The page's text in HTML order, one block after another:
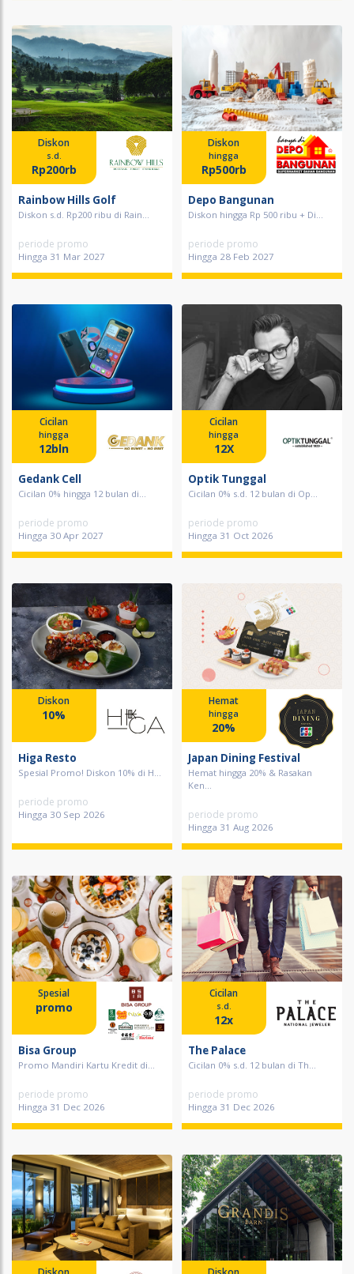
Diskon
s.d.
Rp200rb
Rainbow Hills Golf
Diskon s.d. Rp200 ribu di Rain...
periode promo
Hingga 31 Mar 2027
Diskon
hingga
Rp500rb
Depo Bangunan
Diskon hingga Rp 500 ribu + Di...
periode promo
Hingga 28 Feb 2027
Cicilan
hingga
12bln
Gedank Cell
Cicilan 0% hingga 12 bulan di...
periode promo
Hingga 30 Apr 2027
Cicilan
hingga
12X
Optik Tunggal
Cicilan 0% s.d. 12 bulan di Op...
periode promo
Hingga 31 Oct 2026
Diskon
10%
Higa Resto
Spesial Promo! Diskon 10% di H...
periode promo
Hingga 30 Sep 2026
Hemat
hingga
20%
Japan Dining Festival
Hemat hingga 20% & Rasakan
Ken...
periode promo
Hingga 31 Aug 2026
Spesial
promo
Bisa Group
Promo Mandiri Kartu Kredit di...
periode promo
Hingga 31 Dec 2026
Cicilan
s.d.
12x
The Palace
Cicilan 0% s.d. 12 bulan di Th...
periode promo
Hingga 31 Dec 2026